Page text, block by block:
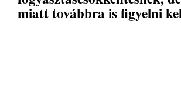
miatt továbbra is figyelni